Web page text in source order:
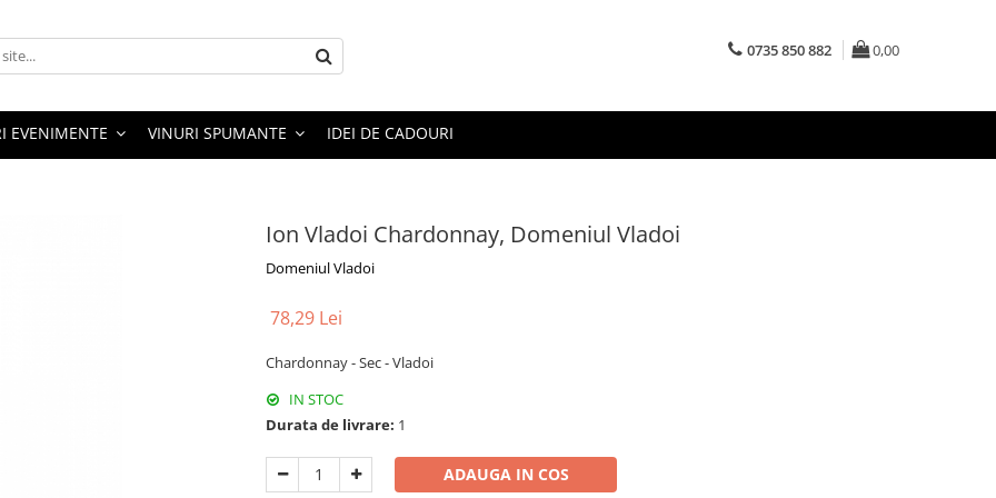
0735 850 882 0,00
EVENIMENTE VINURI SPUMANTE IDEI DE CADOURI
Ion Vladoi Chardonnay, Domeniul Vladoi
Domeniul Vladoi
78,29 Lei
Chardonnay - Sec - Vladoi
IN STOC
Durata de livrare: 1
ADAUGA IN COS